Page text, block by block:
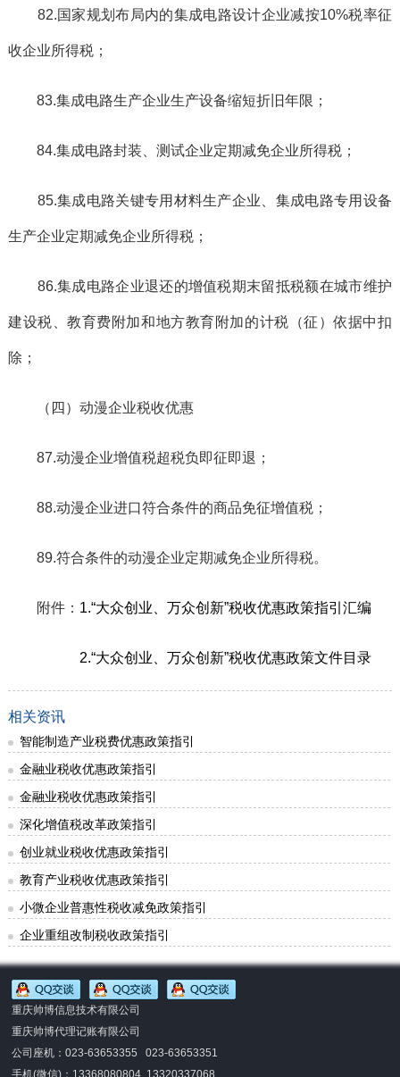
82.国家规划布局内的集成电路设计企业减按10%税率征
收企业所得税；
83.集成电路生产企业生产设备缩短折旧年限；
84.集成电路封装、测试企业定期减免企业所得税；
85.集成电路关键专用材料生产企业、集成电路专用设备
生产企业定期减免企业所得税；
86.集成电路企业退还的增值税期末留抵税额在城市维护
建设税、教育费附加和地方教育附加的计税（征）依据中扣
除；
（四）动漫企业税收优惠
87.动漫企业增值税超税负即征即退；
88.动漫企业进口符合条件的商品免征增值税；
89.符合条件的动漫企业定期减免企业所得税。
附件： 1.“大众创业、万众创新”税收优惠政策指引汇编
2.“大众创业、万众创新”税收优惠政策文件目录
相关资讯
智能制造产业税费优惠政策指引
金融业税收优惠政策指引
金融业税收优惠政策指引
深化增值税改革政策指引
创业就业税收优惠政策指引
教育产业税收优惠政策指引
小微企业普惠性税收减免政策指引
企业重组改制税收政策指引
重庆帅博信息技术有限公司
重庆帅博代理记账有限公司
公司座机：023-63653355 023-63653351
手机(微信)： 13368080804 13320337068